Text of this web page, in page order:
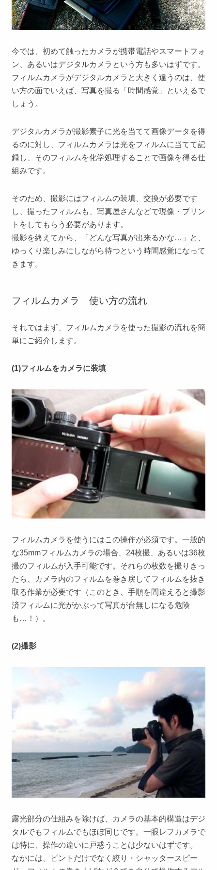
今では、初めて触ったカメラが携帯電話やスマートフォ
ン、あるいはデジタルカメラという方も多いはずです。
フィルムカメラがデジタルカメラと大きく違うのは、使
い方の面でいえば、写真を撮る「時間感覚」といえるで
しょう。
デジタルカメラが撮影素子に光を当てて画像データを得
るのに対し、フィルムカメラは光をフィルムに当てて記
録し、そのフィルムを化学処理することで画像を得る仕
組みです。
そのため、撮影にはフィルムの装填、交換が必要です
し、撮ったフィルムも、写真屋さんなどで現像・プリン
トをしてもらう必要があります。
撮影を終えてから、「どんな写真が出来るかな…」と、
ゆっくり楽しみにしながら待つという時間感覚になって
きます。
フィルムカメラ 使い方の流れ
それではまず、フィルムカメラを使った撮影の流れを簡
単にご紹介します。
(1)フィルムをカメラに装填
フィルムカメラを使うにはこの操作が必須です。一般的
な35mmフィルムカメラの場合、24枚撮、あるいは36枚
撮のフィルムが入手可能です。それらの枚数を撮りきっ
たら、カメラ内のフィルムを巻き戻してフィルムを抜き
取る作業が必要です（このとき、手順を間違えると撮影
済フィルムに光がかぶって写真が台無しになる危険
も…！）。
(2)撮影
露光部分の仕組みを除けば、カメラの基本的構造はデジ
タルでもフィルムでもほぼ同じです。一眼レフカメラで
は特に、操作の違いに戸惑うことは少ないはずです。
なかには、ピントだけでなく絞り・シャッタースピー